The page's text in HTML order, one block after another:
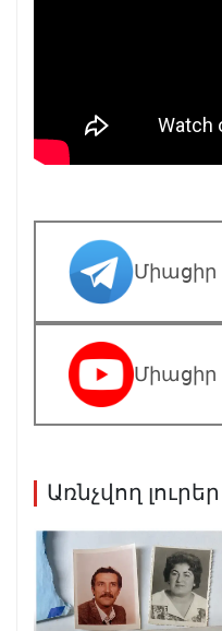
Միացիր
Միացիր
Առնչվող լուրեր